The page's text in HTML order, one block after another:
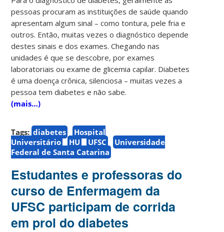
pessoas procuram as instituições de saúde quando
apresentam algum sinal – como tontura, pele fria e
outros. Então, muitas vezes o diagnóstico depende
destes sinais e dos exames. Chegando nas
unidades é que se descobre, por exames
laboratoriais ou exame de glicemia capilar. Diabetes
é uma doença crônica, silenciosa –muitas vezes a
pessoa tem diabetes e não sabe.
(mais…)
Tags: diabetes
Hospital
Universitário
HU UFSC
Universidade
Federal de Santa Catarina
Estudantes e professoras do
curso de Enfermagem da
UFSC participam de corrida
em prol do diabetes